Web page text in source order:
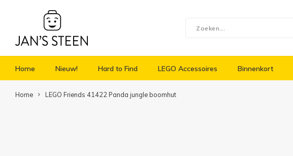
Home Nieuw! Hard to Find LEGO Accessoires Binnenkort
Home LEGO Friends 41422 Panda jungle boomhut